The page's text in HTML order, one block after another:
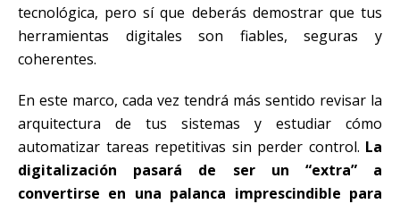
tecnológica, pero sí que deberás demostrar que tus
herramientas digitales son fiables, seguras y
coherentes.
En este marco, cada vez tendrá más sentido revisar la
arquitectura de tus sistemas y estudiar cómo
automatizar tareas repetitivas sin perder control. La
digitalización pasará de ser un “extra” a
convertirse en una palanca imprescindible para